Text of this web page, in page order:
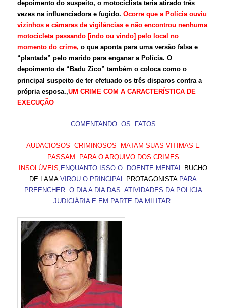
depoimento do suspeito, o motociclista teria atirado três
vezes na influenciadora e fugido.Ocorre que a Polícia ouviu
vizinhos e câmaras de vigilâncias e não encontrou nenhuma
motocicleta passando [indo ou vindo] pelo local no
momento do crime, o que aponta para uma versão falsa e
“plantada” pelo marido para enganar a Polícia. O
depoimento de “Badu Zico” também o coloca como o
principal suspeito de ter efetuado os três disparos contra a
própria esposa.,UM CRIME COM A CARACTERÍSTICA DE
EXECUÇÃO
COMENTANDO OS FATOS
AUDACIOSOS CRIMINOSOS MATAM SUAS VITIMAS E
PASSAM PARA O ARQUIVO DOS CRIMES
INSOLÚVEIS, ENQUANTO ISSO O DOENTE MENTAL BUCHO
DE LAMAVIROU O PRINCIPAL PROTAGONISTAPARA
PREENCHER O DIA A DIA DAS ATIVIDADES DA POLICIA
JUDICIÁRIA E EM PARTE DA MILITAR